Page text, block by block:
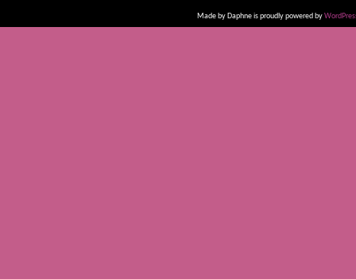
Made by Daphne is proudly powered by